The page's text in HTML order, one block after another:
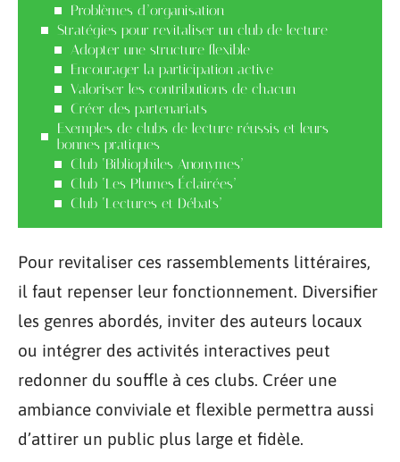
Problèmes d’organisation
Stratégies pour revitaliser un club de lecture
Adopter une structure flexible
Encourager la participation active
Valoriser les contributions de chacun
Créer des partenariats
Exemples de clubs de lecture réussis et leurs
bonnes pratiques
Club ‘Bibliophiles Anonymes’
Club ‘Les Plumes Éclairées’
Club ‘Lectures et Débats’
Pour revitaliser ces rassemblements littéraires,
il faut repenser leur fonctionnement. Diversifier
les genres abordés, inviter des auteurs locaux
ou intégrer des activités interactives peut
redonner du souffle à ces clubs. Créer une
ambiance conviviale et flexible permettra aussi
d’attirer un public plus large et fidèle.